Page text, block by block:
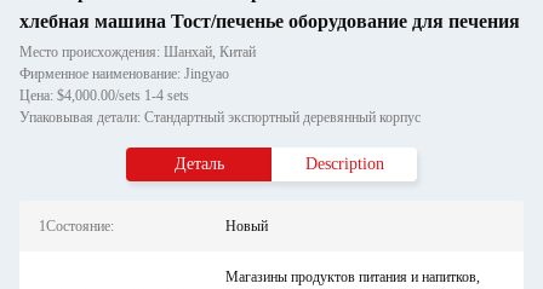
хлебная машина Тост/печенье оборудование для печения
Место происхождения: Шанхай, Китай
Фирменное наименование: Jingyao
Цена: $4,000.00/sets 1-4 sets
Упаковывая детали: Стандартный экспортный деревянный корпус
Деталь Description
1Состояние: Новый
Магазины продуктов питания и напитков,